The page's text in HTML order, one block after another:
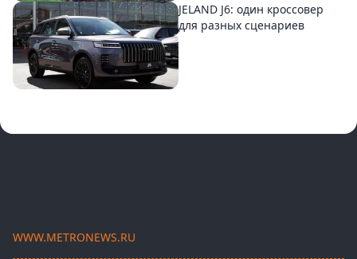
JELAND J6: один кроссовер
для разных сценариев
WWW.METRONEWS.RU